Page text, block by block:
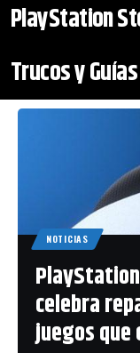
PlayStation
Trucos y Guías
NOTICIAS
celebra
juegos